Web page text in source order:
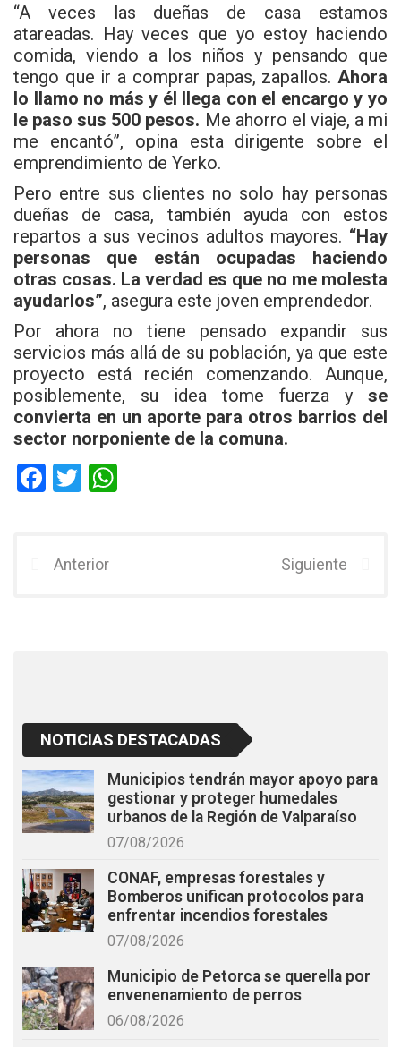
“A veces las dueñas de casa estamos
atareadas. Hay veces que yo estoy haciendo
comida, viendo a los niños y pensando que
tengo que ir a comprar papas, zapallos. Ahora
lo llamo no más y él llega con el encargo y yo
le paso sus 500 pesos. Me ahorro el viaje, a mi
me encantó”, opina esta dirigente sobre el
emprendimiento de Yerko.
Pero entre sus clientes no solo hay personas
dueñas de casa, también ayuda con estos
repartos a sus vecinos adultos mayores. “Hay
personas que están ocupadas haciendo
otras cosas. La verdad es que no me molesta
ayudarlos”, asegura este joven emprendedor.
Por ahora no tiene pensado expandir sus
servicios más allá de su población, ya que este
proyecto está recién comenzando. Aunque,
posiblemente, su idea tome fuerza y se
convierta en un aporte para otros barrios del
sector norponiente de la comuna.
F
b
T
er
Anterior Siguiente
NOTICIAS DESTACADAS
Municipios tendrán mayor apoyo para
gestionar y proteger humedales
urbanos de la Región de Valparaíso
07/08/2026
CONAF, empresas forestales y
Bomberos unifican protocolos para
enfrentar incendios forestales
07/08/2026
Municipio de Petorca se querella por
envenenamiento de perros
06/08/2026